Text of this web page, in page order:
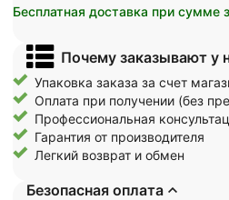
Бесплатная доставка при сумме
Почему заказывают у
Упаковка заказа за счет
Оплата при получении (без
Профессиональная
Гарантия от производителя
Легкий возврат и обмен
Безопасная оплата